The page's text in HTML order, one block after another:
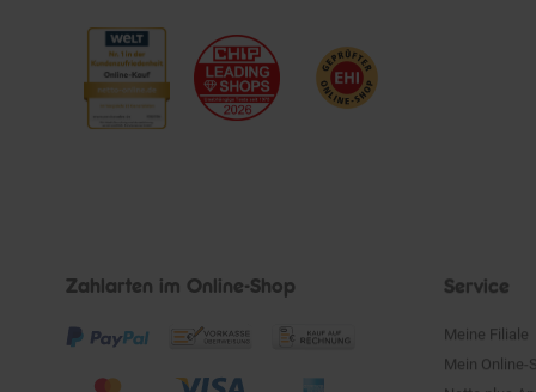
Mein Online-
Netto plus